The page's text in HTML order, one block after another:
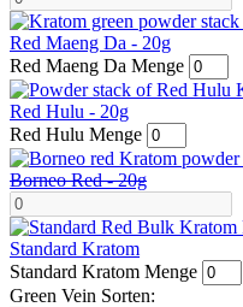
Red Maeng Da - 20g
Red Maeng Da Menge
Red Hulu - 20g
Red Hulu Menge
Borneo Red - 20g
Standard Kratom
Standard Kratom Menge
Green Vein Sorten: